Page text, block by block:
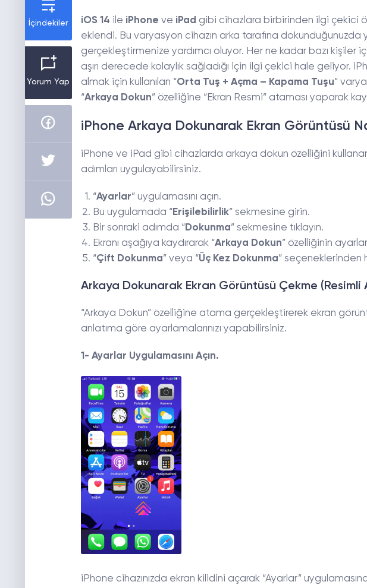
İçindekiler
Yorum Yap
iOS 14 ile iPhone ve iPad gibi cihazlara birbirinden ilgi çekici
eklendi. Bu varyasyon cihazın arka tarafına dokunduğunuzda
gerçekleştirmenize yardımcı oluyor. Her ne kadar bazı kişiler
aşırı derecede kolaylık sağladığı için ilgi çekici hale geliyor.
almak için kullanılan “Orta Tuş + Açma – Kapama Tuşu”
“Arkaya Dokun” özelliğine “Ekran Resmi” ataması yaparak
iPhone Arkaya Dokunarak Ekran Görüntüsü
iPhone ve iPad gibi cihazlarda arkaya dokun özelliğini
adımları uygulayabilirsiniz.
“Ayarlar” uygulamasını açın.
Bu uygulamada “Erişilebilirlik” sekmesine girin.
Bir sonraki adımda “Dokunma” sekmesine tıklayın.
Ekranı aşağıya kaydırarak “Arkaya Dokun” özelliğinin
“Çift Dokunma” veya “Üç Kez Dokunma” seçeneklerinden
Arkaya Dokunarak Ekran Görüntüsü Çekme (Resimli
“Arkaya Dokun” özelliğine atama gerçekleştirerek ekran
anlatıma göre ayarlamalarınızı yapabilirsiniz.
1- Ayarlar Uygulamasını Açın.
iPhone cihazınızda ekran kilidini açarak “Ayarlar”